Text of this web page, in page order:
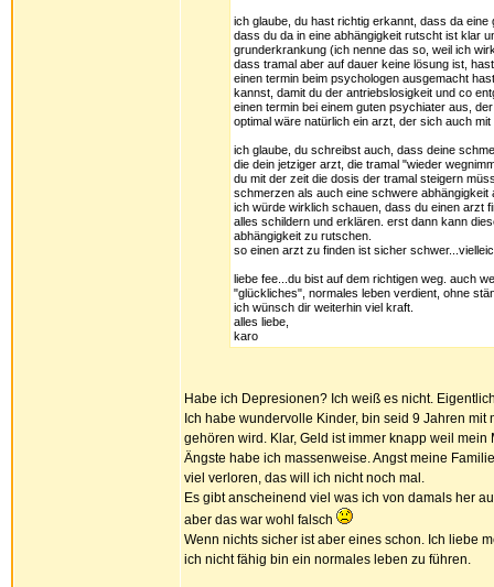
ich glaube, du hast richtig erkannt, dass da
dass du da in eine abhängigkeit rutscht ist klar
grunderkrankung (ich nenne das so, weil ich
dass tramal aber auf dauer keine lösung ist,
einen termin beim psychologen ausgemacht
kannst, damit du der antriebslosigkeit und co
einen termin bei einem guten psychiater aus,
optimal wäre natürlich ein arzt, der sich auch
ich glaube, du schreibst auch, dass deine
die dein jetziger arzt, die tramal "wieder
du mit der zeit die dosis der tramal steigern
schmerzen als auch eine schwere abhängigkeit
ich würde wirklich schauen, dass du einen arzt
alles schildern und erklären. erst dann kann
abhängigkeit zu rutschen.
so einen arzt zu finden ist sicher
liebe fee...du bist auf dem richtigen weg. auch
"glückliches", normales leben verdient, ohne
ich wünsch dir weiterhin viel kraft.
alles liebe,
karo
Habe ich Depresionen? Ich weiß es nicht.
Ich habe wundervolle Kinder, bin seid 9 Jahren
gehören wird. Klar, Geld ist immer knapp weil
Ängste habe ich massenweise. Angst meine
viel verloren, das will ich nicht noch mal.
Es gibt anscheinend viel was ich von damals her
aber das war wohl falsch
Wenn nichts sicher ist aber eines schon. Ich liebe
ich nicht fähig bin ein normales leben zu führen.